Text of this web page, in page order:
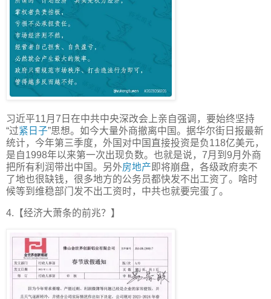
习近平11月7日在中共中央深改会上亲自强调，要始终坚持
“过紧日子”思想。如今大量外商撤离中国。据华尔街日报最新
统计，今年第三季度，外国对中国直接投资是负118亿美元，
是自1998年以来第一次出现负数。也就是说，7月到9月外商
把所有利润带出中国。另外房地产 即将崩盘，各级政府卖不
了地也很缺钱，很多地方的公务员都快发不出工资了。啥时
候等到维稳部门发不出工资时，中共也就要完蛋了。
4.【经济大萧条的前兆？】